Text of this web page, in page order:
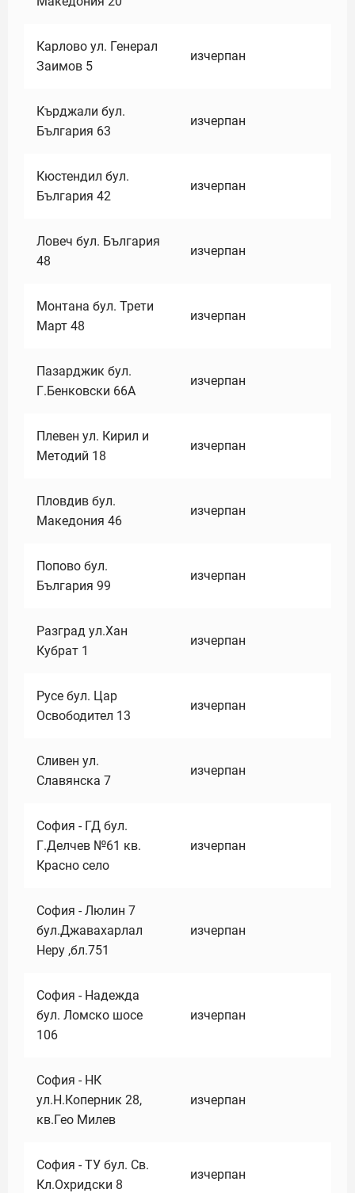
Карлово ул. Генерал
Заимов 5
изчерпан
Кърджали бул.
България 63
изчерпан
Кюстендил бул.
България 42
изчерпан
Ловеч бул. България
48
изчерпан
Монтана бул. Трети
Март 48
изчерпан
Пазарджик бул.
Г.Бенковски 66А
изчерпан
Плевен ул. Кирил и
Методий 18
изчерпан
Пловдив бул.
Македония 46
изчерпан
Попово бул.
България 99
изчерпан
Разград ул.Хан
Кубрат 1
изчерпан
Русе бул. Цар
Освободител 13
изчерпан
Сливен ул.
Славянска 7
изчерпан
София - ГД бул.
Г.Делчев №61 кв.
Красно село
изчерпан
София - Люлин 7
бул.Джавахарлал
Неру ,бл.751
изчерпан
София - Надежда
бул. Ломско шосе
106
изчерпан
София - НК
ул.Н.Коперник 28,
кв.Гео Милев
изчерпан
София - ТУ бул. Св.
Кл.Охридски 8
изчерпан